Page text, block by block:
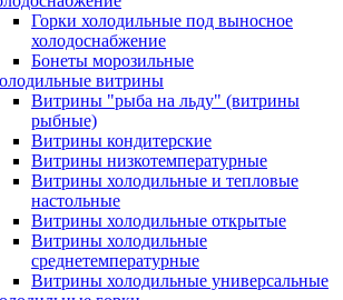
Горки холодильные под выносное
холодоснабжение
Бонеты морозильные
витрины
Витрины "рыба на льду" (витрины
рыбные)
Витрины кондитерские
Витрины низкотемпературные
Витрины холодильные и тепловые
настольные
Витрины холодильные открытые
Витрины холодильные
среднетемпературные
Витрины холодильные универсальные